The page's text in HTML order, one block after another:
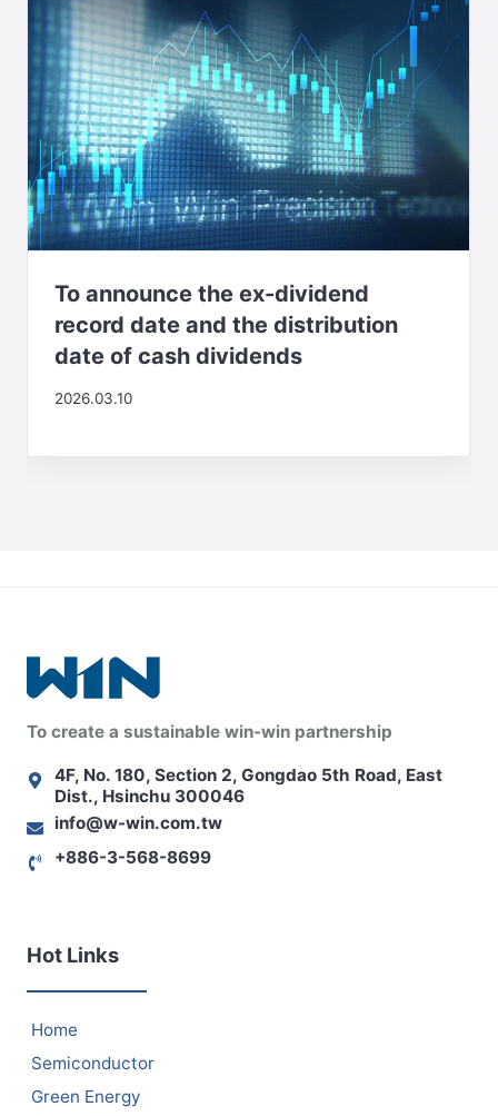
To announce the ex-dividend
record date and the distribution
date of cash dividends
2026.03.10
To create a sustainable win-win partnership
4F, No. 180, Section 2, Gongdao 5th Road, East
Dist., Hsinchu 300046
info@w-win.com.tw
+886-3-568-8699
Hot Links
Home
Semiconductor
Green Energy